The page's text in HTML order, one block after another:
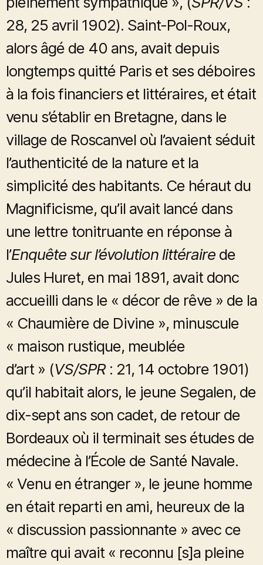
28, 25 avril 1902). Saint-Pol-Roux,
alors âgé de 40 ans, avait depuis
longtemps quitté Paris et ses déboires
à la fois financiers et littéraires, et était
venu s’établir en Bretagne, dans le
village de Roscanvel où l’avaient séduit
l’authenticité de la nature et la
simplicité des habitants. Ce héraut du
Magnificisme, qu’il avait lancé dans
une lettre tonitruante en réponse à
l’Enquête sur l’évolution littéraire de
Jules Huret, en mai 1891, avait donc
accueilli dans le « décor de rêve » de la
« Chaumière de Divine », minuscule
« maison rustique, meublée
d’art » (VS/SPR : 21, 14 octobre 1901)
qu’il habitait alors, le jeune Segalen, de
dix-sept ans son cadet, de retour de
Bordeaux où il terminait ses études de
médecine à l’École de Santé Navale.
« Venu en étranger », le jeune homme
en était reparti en ami, heureux de la
« discussion passionnante » avec ce
maître qui avait « reconnu [s]a pleine